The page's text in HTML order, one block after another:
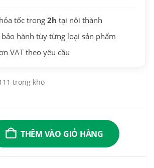
tốc trong 2h tại nội thành
bảo hành tùy từng loại sản phẩm
VAT theo yêu cầu
trong kho
THÊM VÀO GIỎ HÀNG